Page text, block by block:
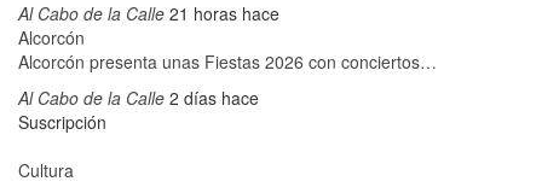
Al Cabo de la Calle 21 horas hace
Alcorcón
Alcorcón presenta unas Fiestas 2026 con conciertos…
Al Cabo de la Calle 2 días hace
Suscripción
Cultura